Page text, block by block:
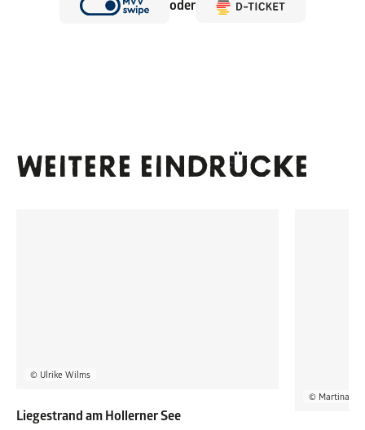
oder
WEITERE EINDRÜCKE
© Ulrike Wilms
Liegestrand am Hollerner See
© Martina